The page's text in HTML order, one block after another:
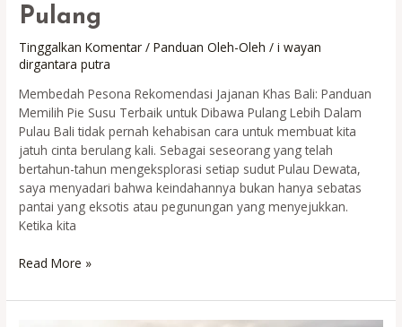
Pulang
Tinggalkan Komentar /Panduan Oleh-Oleh /i wayan
dirgantara putra
Membedah Pesona Rekomendasi Jajanan Khas Bali: Panduan
Memilih Pie Susu Terbaik untuk Dibawa Pulang Lebih Dalam
Pulau Bali tidak pernah kehabisan cara untuk membuat kita
jatuh cinta berulang kali. Sebagai seseorang yang telah
bertahun-tahun mengeksplorasi setiap sudut Pulau Dewata,
saya menyadari bahwa keindahannya bukan hanya sebatas
pantai yang eksotis atau pegunungan yang menyejukkan.
Ketika kita
Rekomendasi
Khas
Read More »